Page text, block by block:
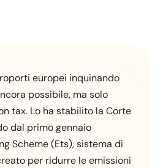
europei inquinando
possibile, ma solo
tax. Lo ha stabilito la Corte
dal primo gennaio
Scheme (Ets), sistema di
per ridurre le emissioni